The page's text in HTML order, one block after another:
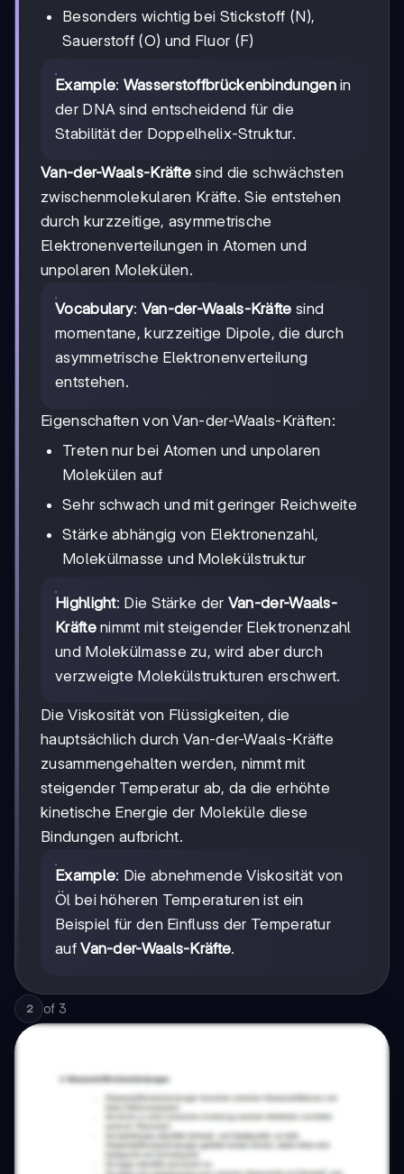
Besonders wichtig bei Stickstoff (N),
Sauerstoff (O) und Fluor (F)
Example: Wasserstoffbrückenbindungenin
der DNA sind entscheidend für die
Stabilität der Doppelhelix-Struktur.
Van-der-Waals-Kräfte sind die schwächsten
zwischenmolekularen Kräfte. Sie entstehen
durch kurzzeitige, asymmetrische
Elektronenverteilungen in Atomen und
unpolaren Molekülen.
Vocabulary: Van-der-Waals-Kräfte sind
momentane, kurzzeitige Dipole, die durch
asymmetrische Elektronenverteilung
entstehen.
Eigenschaften von Van-der-Waals-Kräften:
Treten nur bei Atomen und unpolaren
Molekülen auf
Sehr schwach und mit geringer Reichweite
Stärke abhängig von Elektronenzahl,
Molekülmasse und Molekülstruktur
Highlight: Die Stärke der Van-der-Waals-
Kräftenimmt mit steigender Elektronenzahl
und Molekülmasse zu, wird aber durch
verzweigte Molekülstrukturen erschwert.
Die Viskosität von Flüssigkeiten, die
hauptsächlich durch Van-der-Waals-Kräfte
zusammengehalten werden, nimmt mit
steigender Temperatur ab, da die erhöhte
kinetische Energie der Moleküle diese
Bindungen aufbricht.
Example: Die abnehmende Viskosität von
Öl bei höheren Temperaturen ist ein
Beispiel für den Einfluss der Temperatur
aufVan-der-Waals-Kräfte.
2 of 3